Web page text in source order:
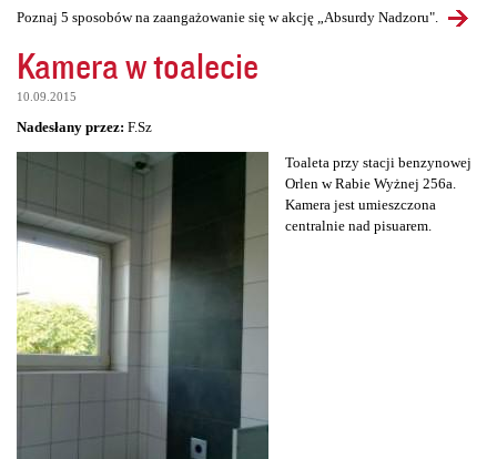
Poznaj 5 sposobów na zaangażowanie się w akcję „Absurdy Nadzoru".
Kamera w toalecie
10.09.2015
Nadesłany przez: F.Sz
Toaleta przy stacji benzynowej
Orlen w Rabie Wyżnej 256a.
Kamera jest umieszczona
centralnie nad pisuarem.